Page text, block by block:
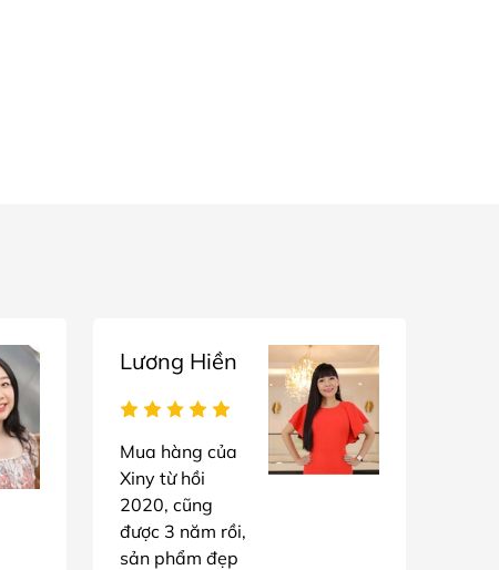
Lương Hiền
Mua hàng của
Xiny từ hồi
2020, cũng
được 3 năm rồi,
sản phẩm đẹp